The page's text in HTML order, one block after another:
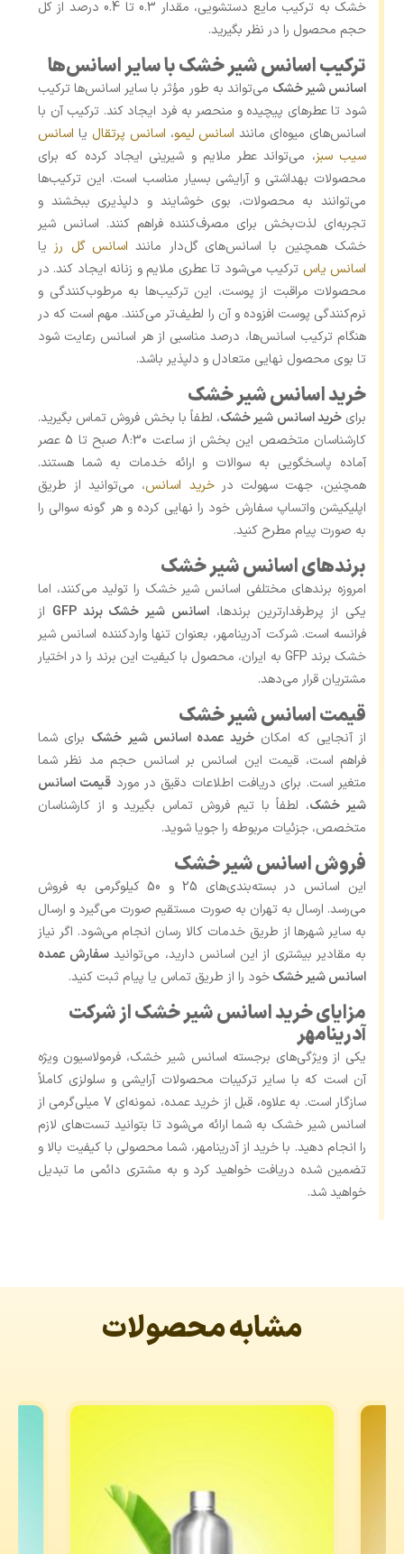
خشک به ترکیب مایع دستشویی، مقدار 0.3 تا 0.4 درصد از کل
حجم محصول را در نظر بگیرید.
ترکیب اسانس شیر خشک با سایر اسانس‌ها
اسانس شیر خشک می‌تواند به‌ طور مؤثر با سایر اسانس‌ها ترکیب
شود تا عطرهای پیچیده و منحصر به ‌فرد ایجاد کند. ترکیب آن با
اسانس‌های میوه‌ای مانند اسانس لیمو، اسانس پرتقال یا اسانس
سیب سبز، می‌تواند عطر ملایم و شیرینی ایجاد کرده که برای
محصولات بهداشتی و آرایشی بسیار مناسب است. این ترکیب‌ها
می‌توانند به محصولات، بوی خوشایند و دلپذیری ببخشند و
تجربه‌ای لذت‌بخش برای مصرف‌کننده فراهم کنند. اسانس شیر
خشک همچنین با اسانس‌های گل‌دار مانند اسانس گل رزیا
اسانس یاس ترکیب می‌شود تا عطری ملایم و زنانه ایجاد کند. در
محصولات مراقبت از پوست، این ترکیب‌ها به مرطوب‌کنندگی و
نرم‌کنندگی پوست افزوده و آن را لطیف‌تر می‌کنند. مهم است که در
هنگام ترکیب اسانس‌ها، درصد مناسبی از هر اسانس رعایت شود
تا بوی محصول نهایی متعادل و دلپذیر باشد.
خرید اسانس شیر خشک
برایخرید اسانس شیر خشک، لطفاً با بخش فروش تماس بگیرید.
کارشناسان متخصص این بخش از ساعت 8:30 صبح تا 5 عصر
آماده پاسخگویی به سوالات و ارائه خدمات به شما هستند.
همچنین، جهت سهولت درخرید اسانس، می‌توانید از طریق
اپلیکیشن واتساپ سفارش خود را نهایی کرده و هر گونه سوالی را
به‌ صورت پیام مطرح کنید.
برندهای اسانس شیر خشک
امروزه برندهای مختلفی اسانس شیر خشک را تولید می‌کنند، اما
یکی از پرطرفدارترین برندها،اسانس شیر خشک برند GFP
از
فرانسه است. شرکت آدرینامهر، بعنوان تنها واردکننده اسانس شیر
خشک برند GFP به ایران، محصول با کیفیت این برند را در اختیار
مشتریان قرار می‌دهد.
قیمت اسانس شیر خشک
از آنجایی که امکان خرید عمده اسانس شیر خشک برای شما
فراهم است، قیمت این اسانس بر اسانس حجم مد نظر شما
متغیر است. برای دریافت اطلاعات دقیق در مورد قیمت اسانس
شیر خشک، لطفاً با تیم فروش تماس بگیرید و از کارشناسان
متخصص، جزئیات مربوطه را جویا شوید.
فروش اسانس شیر خشک
این اسانس در بسته‌بندی‌های 25 و 50 کیلوگرمی به فروش
می‌رسد. ارسال به تهران به ‌صورت مستقیم صورت می‌گیرد و ارسال
به سایر شهرها از طریق خدمات کالا رسان انجام می‌شود. اگر نیاز
به مقادیر بیشتری از این اسانس دارید، می‌توانید سفارش عمده
اسانس شیر خشکخود را از طریق تماس یا پیام ثبت کنید.
مزایای خرید اسانس شیر خشک از شرکت
آدرینامهر
یکی از ویژگی‌های برجسته اسانس شیر خشک، فرمولاسیون ویژه
آن است که با سایر ترکیبات محصولات آرایشی و سلولزی کاملاً
سازگار است. به‌ علاوه، قبل از خرید عمده، نمونه‌ای 7 میلی‌گرمی از
اسانس شیر خشک به شما ارائه می‌شود تا بتوانید تست‌های لازم
را انجام دهید. با خرید از آدرینامهر، شما محصولی با کیفیت بالا و
تضمین ‌شده دریافت خواهید کرد و به مشتری دائمی ما تبدیل
خواهید شد.
مشابه محصولات